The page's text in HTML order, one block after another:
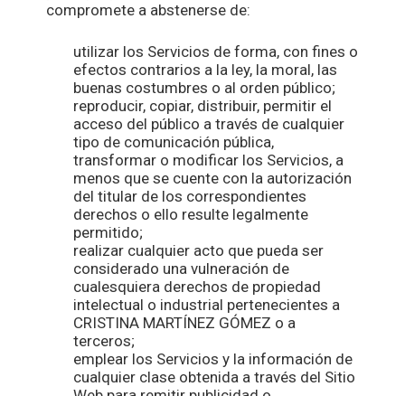
compromete a abstenerse de:
utilizar los Servicios de forma, con fines o
efectos contrarios a la ley, la moral, las
buenas costumbres o al orden público;
reproducir, copiar, distribuir, permitir el
acceso del público a través de cualquier
tipo de comunicación pública,
transformar o modificar los Servicios, a
menos que se cuente con la autorización
del titular de los correspondientes
derechos o ello resulte legalmente
permitido;
realizar cualquier acto que pueda ser
considerado una vulneración de
cualesquiera derechos de propiedad
intelectual o industrial pertenecientes a
CRISTINA MARTÍNEZ GÓMEZ o a
terceros;
emplear los Servicios y la información de
cualquier clase obtenida a través del Sitio